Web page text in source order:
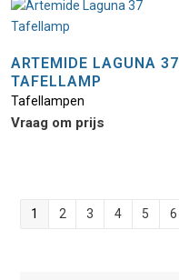
ARTEMIDE LAGUNA 37
TAFELLAMP
Tafellampen
Vraag om prijs
1 2 3 4 5 6